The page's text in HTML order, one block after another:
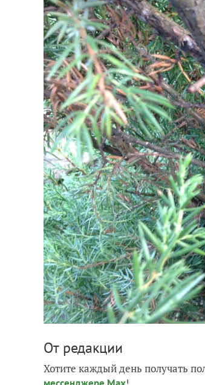
От редакции
Хотите каждый день получать